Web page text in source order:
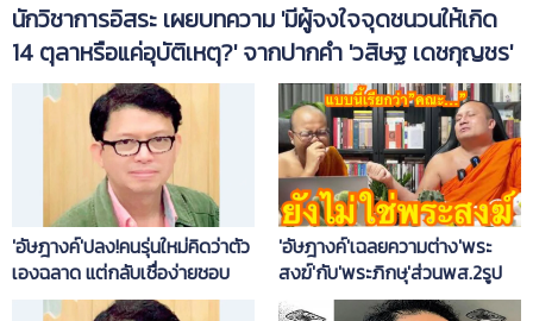
นักวิชาการอิสระ เผยบทความ 'มีผู้จงใจจุดชนวนให้เกิด
14 ตุลาหรือแค่อุบัติเหตุ?' จากปากคำ 'วสิษฐ เดชกุญชร'
'อัษฎางค์'ปลง!คนรุ่นใหม่คิดว่าตัว
เองฉลาด แต่กลับเชื่อง่ายชอบ
เสพข้อมูลบิดเบือน
'อัษฎางค์'เฉลยความต่าง'พระ
สงฆ์'กับ'พระภิกษุ'ส่วนพส.2รูป
เรียกว่าคณะ…อะไรก็เติมเอา